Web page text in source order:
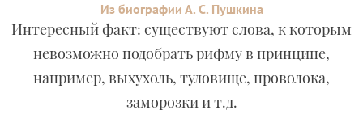
Из биографии А. С. Пушкина
Интересный факт: существуют слова, к которым
невозможно подобрать рифму в принципе,
например, выхухоль, туловище, проволока,
заморозки и т.д.